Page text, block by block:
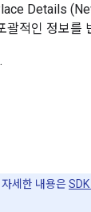
Details
괄적인 정보를
세한 내용은